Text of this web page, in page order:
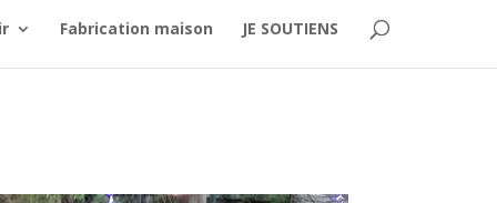
Fabrication maison JE SOUTIENS